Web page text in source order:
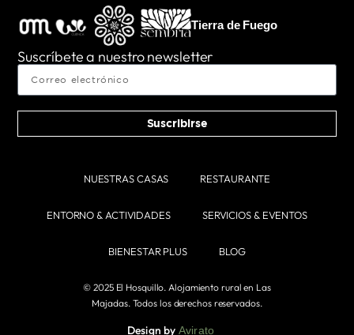
Tierra de Fuego
Suscríbete a nuestro newsletter
Suscribirse
NUESTRAS CASAS RESTAURANTE
ENTORNO & ACTIVIDADES SERVICIOS & EVENTOS
BIENESTAR PLUS BLOG
© 2025 El Hosquillo. Alojamiento rural en Las
Majadas. Todos los derechos reservados.
Design by Avirato